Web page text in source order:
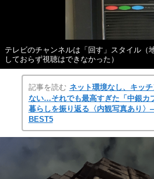
テレビのチャンネルは「回す」スタイル（
しておらず視聴はできなかった）
記事を読む ネット環境なし、キッ
ない…それでも最高すぎた「中銀カ
暮らしを振り返る〈内観写真あり
BEST5